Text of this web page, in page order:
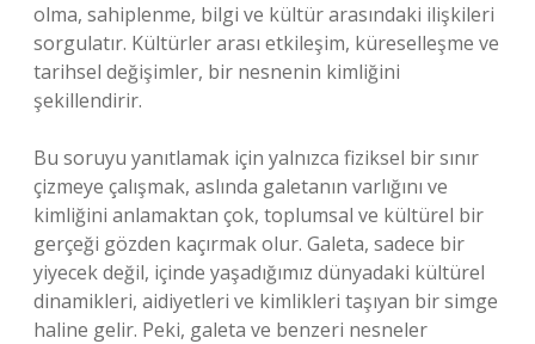
olma, sahiplenme, bilgi ve kültür arasındaki ilişkileri
sorgulatır. Kültürler arası etkileşim, küreselleşme ve
tarihsel değişimler, bir nesnenin kimliğini
şekillendirir.
Bu soruyu yanıtlamak için yalnızca fiziksel bir sınır
çizmeye çalışmak, aslında galetanın varlığını ve
kimliğini anlamaktan çok, toplumsal ve kültürel bir
gerçeği gözden kaçırmak olur. Galeta, sadece bir
yiyecek değil, içinde yaşadığımız dünyadaki kültürel
dinamikleri, aidiyetleri ve kimlikleri taşıyan bir simge
haline gelir. Peki, galeta ve benzeri nesneler